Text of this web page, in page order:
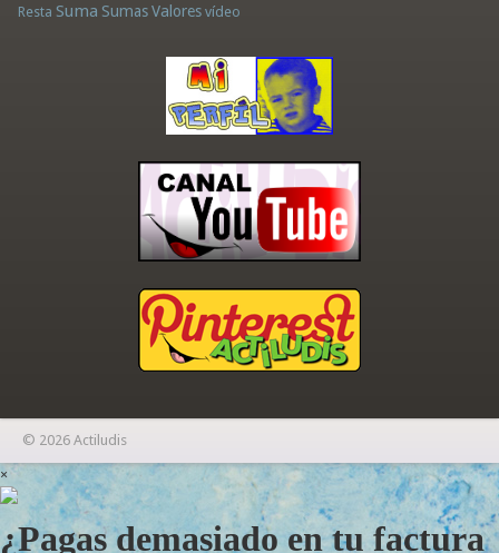
Resta Suma Sumas Valores vídeo
© 2026 Actiludis
×
¿Pagas demasiado en tu factura